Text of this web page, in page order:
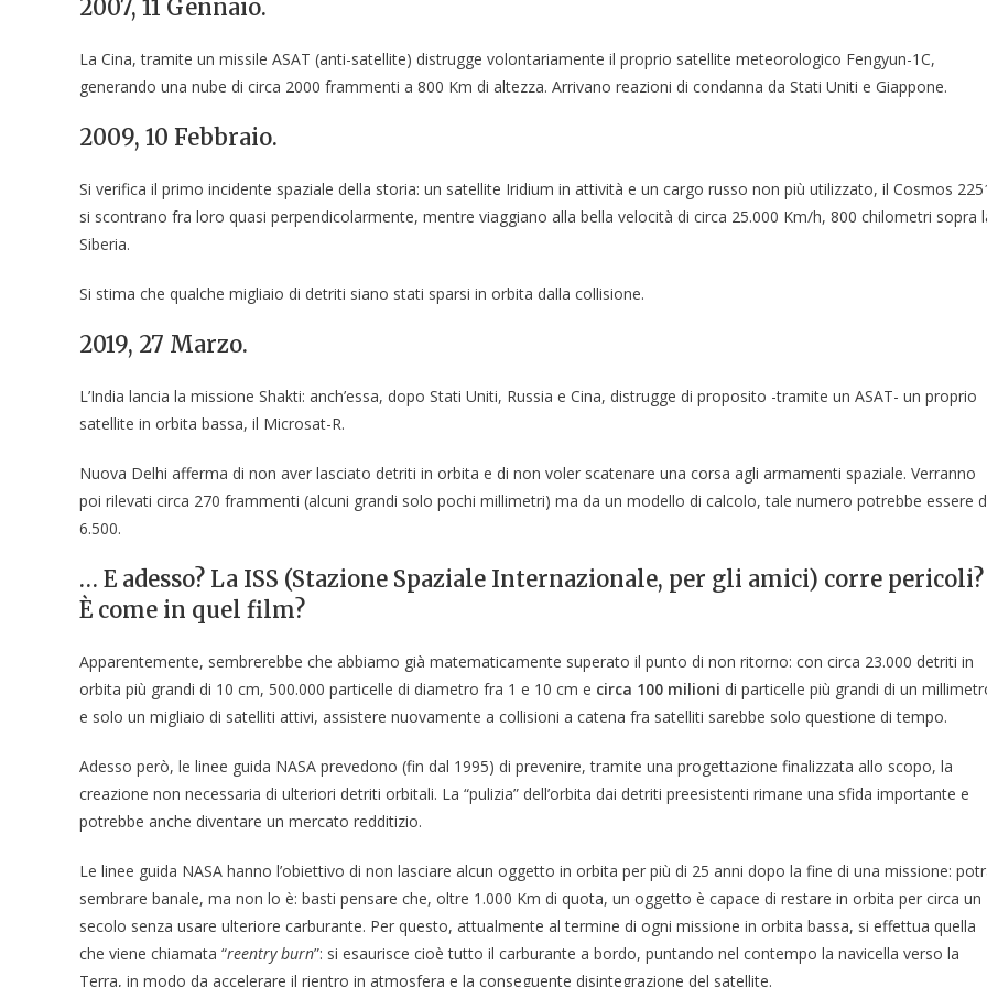
2007, 11 Gennaio.
La Cina, tramite un missile ASAT (anti-satellite) distrugge volontariamente il proprio satellite meteorologico Fengyun-1C,
generando una nube di circa 2000 frammenti a 800 Km di altezza. Arrivano reazioni di condanna da Stati Uniti e Giappone.
2009, 10 Febbraio.
Si verifica il primo incidente spaziale della storia: un satellite Iridium in attività e un cargo russo non più utilizzato, il Cosmos
si scontrano fra loro quasi perpendicolarmente, mentre viaggiano alla bella velocità di circa 25.000 Km/h, 800 chilometri sopra
Siberia.
Si stima che qualche migliaio di detriti siano stati sparsi in orbita dalla collisione.
2019, 27 Marzo.
L’India lancia la missione Shakti: anch’essa, dopo Stati Uniti, Russia e Cina, distrugge di proposito -tramite un ASAT- un proprio
satellite in orbita bassa, il Microsat-R.
Nuova Delhi afferma di non aver lasciato detriti in orbita e di non voler scatenare una corsa agli armamenti spaziale. Verranno
poi rilevati circa 270 frammenti (alcuni grandi solo pochi millimetri) ma da un modello di calcolo, tale numero potrebbe essere
6.500.
… E adesso? La ISS (Stazione Spaziale Internazionale, per gli amici) corre pericoli?
È come in quel film?
Apparentemente, sembrerebbe che abbiamo già matematicamente superato il punto di non ritorno: con circa 23.000 detriti in
orbita più grandi di 10 cm, 500.000 particelle di diametro fra 1 e 10 cm e circa 100 milioni di particelle più grandi di un
e solo un migliaio di satelliti attivi, assistere nuovamente a collisioni a catena fra satelliti sarebbe solo questione di tempo.
Adesso però, le linee guida NASA prevedono (fin dal 1995) di prevenire, tramite una progettazione finalizzata allo scopo, la
creazione non necessaria di ulteriori detriti orbitali. La “pulizia” dell’orbita dai detriti preesistenti rimane una sfida importante e
potrebbe anche diventare un mercato redditizio.
Le linee guida NASA hanno l’obiettivo di non lasciare alcun oggetto in orbita per più di 25 anni dopo la fine di una missione:
sembrare banale, ma non lo è: basti pensare che, oltre 1.000 Km di quota, un oggetto è capace di restare in orbita per circa un
secolo senza usare ulteriore carburante. Per questo, attualmente al termine di ogni missione in orbita bassa, si effettua quella
che viene chiamata “reentry burn”: si esaurisce cioè tutto il carburante a bordo, puntando nel contempo la navicella verso la
Terra, in modo da accelerare il rientro in atmosfera e la conseguente disintegrazione del satellite.